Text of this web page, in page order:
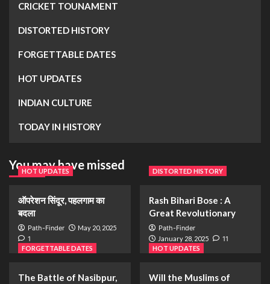
CRICKET TOUNAMENT
DISTORTED HISTORY
FORGETTABLE DATES
HOT UPDATES
INDIAN CULTURE
TODAY IN HISTORY
You may have missed
HOT UPDATES
ऑपरेशन सिंदूर, पहलगाम का
बदला
Path-Finder May 20, 2025
1
DISTORTED HISTORY
Rash Bihari Bose : A
Great Revolutionary
Path-Finder
January 28, 2025 11
FORGETTABLE DATES
The Battle of Nasibpur,
HOT UPDATES
Will the Muslims of